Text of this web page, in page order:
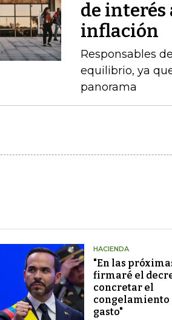
de interés
inflación
Responsables
equilibrio, ya
panorama
HACIENDA
"En las
firmaré el
concretar el
congelamiento
gasto"